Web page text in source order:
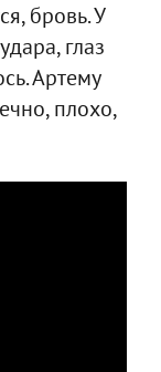
бровь. У
глаз
Артему
плохо,